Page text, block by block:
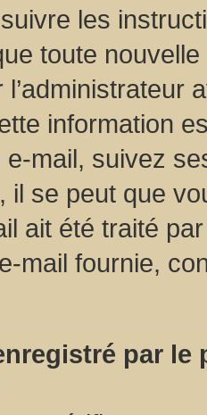
les
toute
l’administrateur
information
mail, suivez
il se peut que
ait été traité
mail fournie,
par le